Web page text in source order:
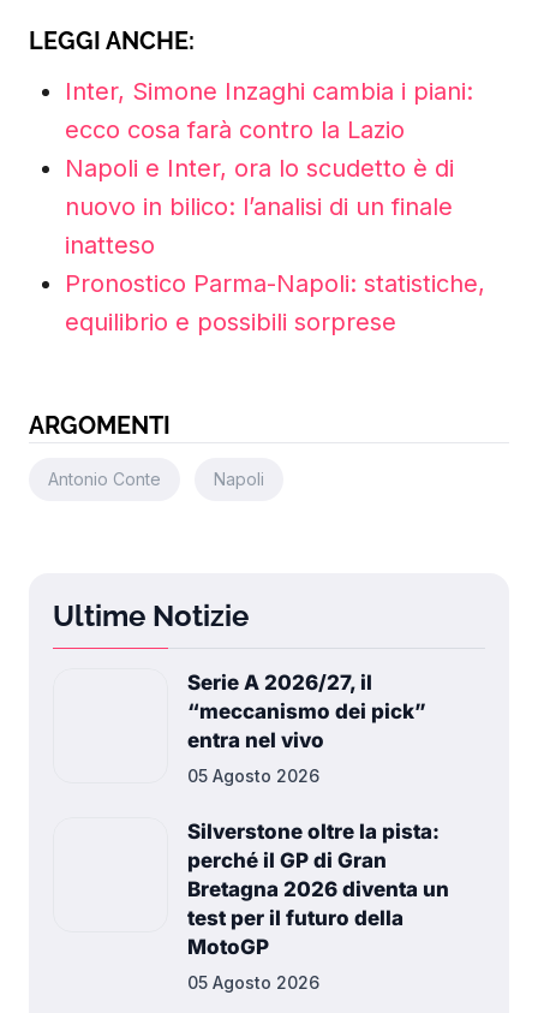
LEGGI ANCHE:
Inter, Simone Inzaghi cambia i piani:
ecco cosa farà contro la Lazio
Napoli e Inter, ora lo scudetto è di
nuovo in bilico: l’analisi di un finale
inatteso
Pronostico Parma-Napoli: statistiche,
equilibrio e possibili sorprese
ARGOMENTI
Antonio Conte Napoli
Ultime Notizie
Serie A 2026/27, il
“meccanismo dei pick”
entra nel vivo
05 Agosto 2026
Silverstone oltre la pista:
perché il GP di Gran
Bretagna 2026 diventa un
test per il futuro della
MotoGP
05 Agosto 2026